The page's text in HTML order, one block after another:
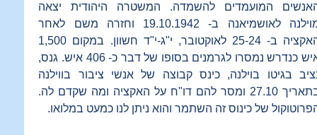
המועמדים להשמדה. המשטרה היהודית יצאה
מוילנה לאושמיאנה ב- 19.10.1942 וחזרה משם לאחר
האקציה ב- 25-24 לאוקטובר, י"ג-י"ד חשוון. במקום 1,500
איש כנדרש נמסרו לגרמנים בסופו של דבר כ- 406 איש. גנס,
בגיטו בוילנה, כינס קבוצה של אנשי ציבור בווילנה
בתאריך 27.10 ומסר להם דו"ח על האקציה ומה שקדם לה.
של כינוס זה השתמר והוא ניתן לנו כמעט במלואו.